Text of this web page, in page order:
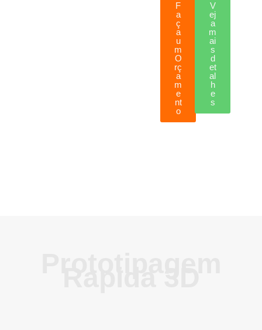
F
a
ç
a
u
m
O
rç
a
m
e
nt
o
V
ej
a
m
ai
s
d
et
al
h
e
s